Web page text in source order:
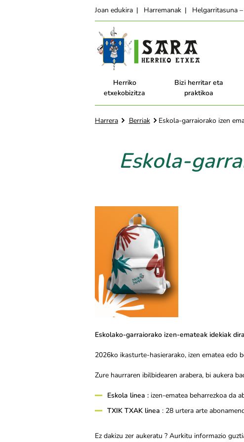
Joan edukira Harremanak Helgarritasuna
Herriko
etxekobizitza
Bizi herritar eta
praktikoa
Harrera Berriak Eskola-garraiorako izen
Eskola-
Eskolako-garraiorako izen-emateak idekiak
2026ko ikasturte-hasierarako, izen ematea edo
Zure haurraren ibilbidearen arabera, bi aukera
Eskola linea : izen-ematea beharrezkoa da
TXIK TXAK linea : 28 urtera arte
Ez dakizu zer aukeratu ? Aurkitu informazio